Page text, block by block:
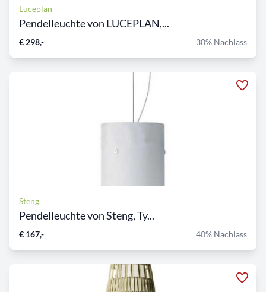
Luceplan
Pendelleuchte von LUCEPLAN,...
€ 298,- 30% Nachlass
Steng
Pendelleuchte von Steng, Ty...
€ 167,- 40% Nachlass